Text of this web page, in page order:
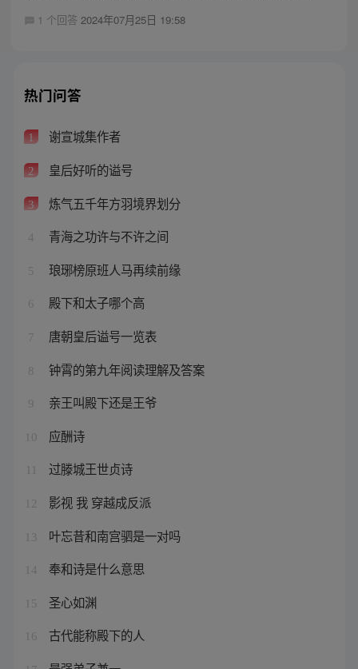
1 个回答 2024年07月25日 19:58
热门问答
1 谢宣城集作者
2 皇后好听的谥号
3 炼气五千年方羽境界划分
4 青海之功许与不许之间
5 琅琊榜原班人马再续前缘
6 殿下和太子哪个高
7 唐朝皇后谥号一览表
8 钟霄的第九年阅读理解及答案
9 亲王叫殿下还是王爷
10 应酬诗
过滕城王世贞诗
12 影视 我 穿越成反派
13 叶忘昔和南宫驷是一对吗
14 奉和诗是什么意思
15 圣心如渊
16 古代能称殿下的人